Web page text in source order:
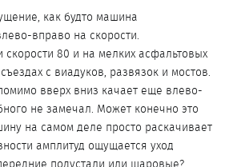
как будто машина
вправо на скорости.
скорости 80 и на мелких асфальтовых
с виадуков, развязок и мостов.
вверх вниз качает еще влево-
не замечал. Может конечно это
на самом деле просто раскачивает
амплитуд ощущается уход
подустали или шаровые?